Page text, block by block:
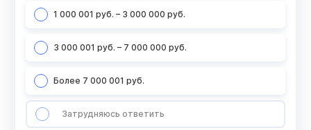
1 000 001 руб. – 3 000 000 руб.
3 000 001 руб. – 7 000 000 руб.
Более 7 000 001 руб.
Затрудняюсь ответить